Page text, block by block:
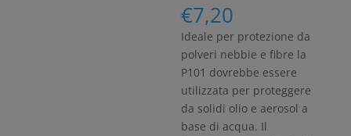
€7,20
Ideale per protezione da
polveri nebbie e fibre la
P101 dovrebbe essere
utilizzata per proteggere
da solidi olio e aerosol a
base di acqua. Il